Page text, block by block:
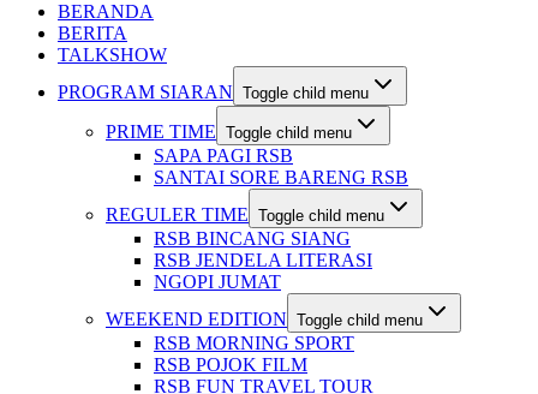
BERANDA
BERITA
TALKSHOW
PROGRAM SIARAN Toggle child menu
PRIME TIME Toggle child menu
SAPA PAGI RSB
SANTAI SORE BARENG RSB
REGULER TIME Toggle child menu
RSB BINCANG SIANG
RSB JENDELA LITERASI
NGOPI JUMAT
WEEKEND EDITION Toggle child menu
RSB MORNING SPORT
RSB POJOK FILM
RSB FUN TRAVEL TOUR